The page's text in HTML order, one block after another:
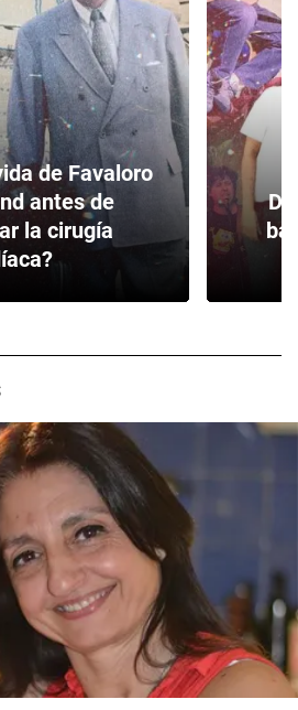
de Favaloro
antes de
la cirugía